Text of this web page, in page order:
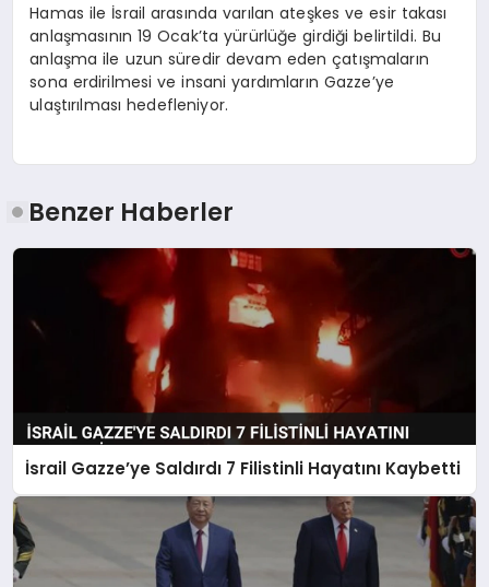
Hamas ile İsrail arasında varılan ateşkes ve esir takası
anlaşmasının 19 Ocak’ta yürürlüğe girdiği belirtildi. Bu
anlaşma ile uzun süredir devam eden çatışmaların
sona erdirilmesi ve insani yardımların Gazze’ye
ulaştırılması hedefleniyor.
Benzer Haberler
İsrail Gazze’ye Saldırdı 7 Filistinli Hayatını Kaybetti